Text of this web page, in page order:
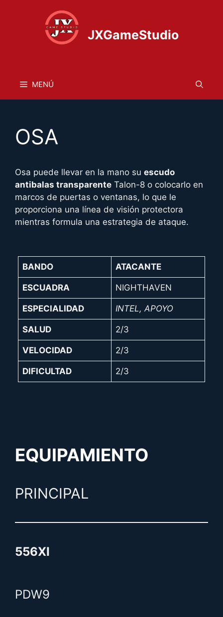
JXGameStudio
MENÚ
OSA
Osa puede llevar en la mano su escudo
antibalas transparente Talon-8 o colocarlo en
marcos de puertas o ventanas, lo que le
proporciona una línea de visión protectora
mientras formula una estrategia de ataque.
BANDO ATACANTE
ESCUADRA NIGHTHAVEN
ESPECIALIDAD INTEL, APOYO
SALUD 2/3
VELOCIDAD 2/3
DIFICULTAD 2/3
EQUIPAMIENTO
PRINCIPAL
556XI
PDW9